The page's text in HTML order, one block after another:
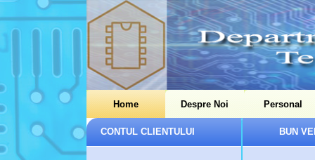
Home Despre Noi Personal
CONTUL CLIENTULUI BUN